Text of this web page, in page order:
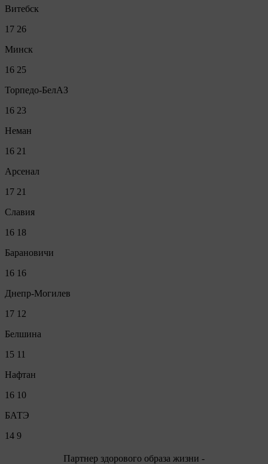
Витебск
17 26
Минск
16 25
Торпедо-БелАЗ
16 23
Неман
16 21
Арсенал
17 21
Славия
16 18
Барановичи
16 16
Днепр-Могилев
17 12
Белшина
15 11
Нафтан
16 10
БАТЭ
14 9
Партнер здорового образа жизни -